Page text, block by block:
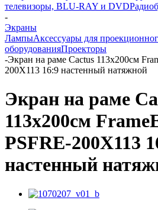
телевизоры, BLU-RAY и DVD
-
Экраны
ЛампыАксессуары для
оборудованияПроекторы
-Экран на раме Cactus 113x200см
200X113 16:9 настенный натяжной
Экран на раме
113x200см
PSFRE-200X113
настенный